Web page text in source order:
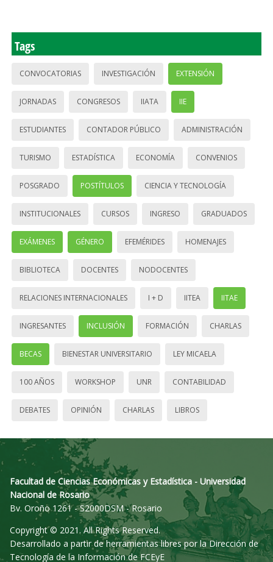
Tags
CONVOCATORIAS INVESTIGACIÓN EXTENSIÓN
JORNADAS CONGRESOS IIATA IIE
ESTUDIANTES CONTADOR PÚBLICO ADMINISTRACIÓN
TURISMO ESTADÍSTICA ECONOMÍA CONVENIOS
POSGRADO POSTÍTULOS CIENCIA Y TECNOLOGÍA
INSTITUCIONALES CURSOS INGRESO GRADUADOS
EXÁMENES GÉNERO EFEMÉRIDES HOMENAJES
BIBLIOTECA DOCENTES NODOCENTES
RELACIONES INTERNACIONALES I + D IITEA IITAE
INGRESANTES INCLUSIÓN FORMACIÓN CHARLAS
BECAS BIENESTAR UNIVERSITARIO LEY MICAELA
100 AÑOS WORKSHOP UNR CONTABILIDAD
DEBATES OPINIÓN CHARLAS LIBROS
Facultad de Ciencias Económicas y Estadística - Universidad
Nacional de Rosario
Bv. Oroño 1261 - S2000DSM - Rosario
Copyright © 2021. All Rights Reserved.
Desarrollado a partir de herramientas libres por la Dirección de
Tecnología de la Información de FCEyE